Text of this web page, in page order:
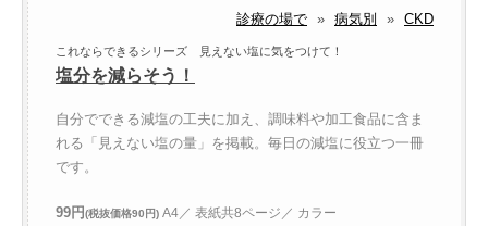
診療の場で » 病気別 » CKD
これならできるシリーズ 見えない塩に気をつけて！
塩分を減らそう！
自分でできる減塩の工夫に加え、調味料や加工食品に含ま
れる「見えない塩の量」を掲載。毎日の減塩に役立つ一冊
です。
99円(税抜価格90円) A4／ 表紙共8ページ／ カラー